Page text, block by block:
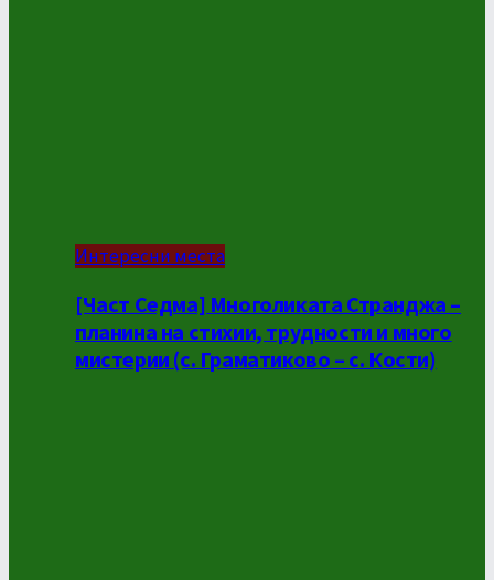
Интересни места
[Част Седма] Многоликата Странджа –
планина на стихии, трудности и много
мистерии (с. Граматиково – с. Кости)